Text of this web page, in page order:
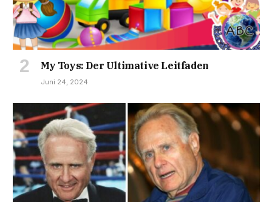
My Toys: Der Ultimative Leitfaden
Juni 24, 2024